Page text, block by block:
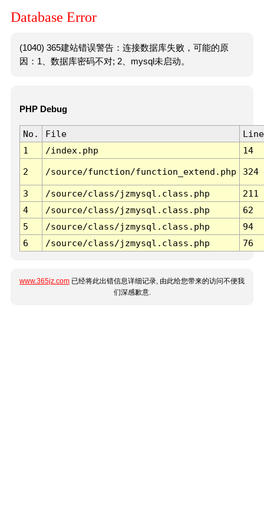
Database Error
(1040) 365建站错误警告：连接数据库失败，可能的原
因：1、数据库密码不对; 2、mysql未启动。
PHP Debug
No. File
Line
1
/index.php 14
2 /source/function/function_extend.php 324
3 /source/class/jzmysql.class.php
211
4
/source/class/jzmysql.class.php
62
5
/source/class/jzmysql.class.php
94
6
/source/class/jzmysql.class.php 76
www.365jz.com 已经将此出错信息详细记录, 由此给您带来的访问不便我
们深感歉意.